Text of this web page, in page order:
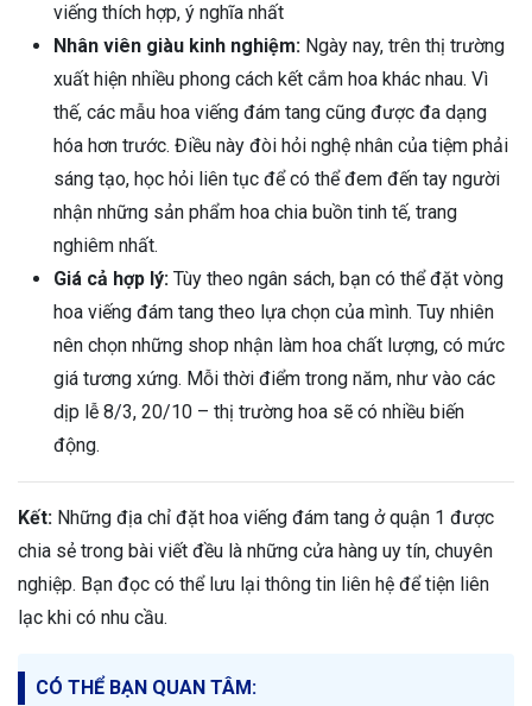
viếng thích hợp, ý nghĩa nhất
Nhân viên giàu kinh nghiệm: Ngày nay, trên thị trường
xuất hiện nhiều phong cách kết cắm hoa khác nhau. Vì
thế, các mẫu hoa viếng đám tang cũng được đa dạng
hóa hơn trước. Điều này đòi hỏi nghệ nhân của tiệm phải
sáng tạo, học hỏi liên tục để có thể đem đến tay người
nhận những sản phẩm hoa chia buồn tinh tế, trang
nghiêm nhất.
Giá cả hợp lý: Tùy theo ngân sách, bạn có thể đặt vòng
hoa viếng đám tang theo lựa chọn của mình. Tuy nhiên
nên chọn những shop nhận làm hoa chất lượng, có mức
giá tương xứng. Mỗi thời điểm trong năm, như vào các
dịp lễ 8/3, 20/10 – thị trường hoa sẽ có nhiều biến
động.
Kết: Những địa chỉ đặt hoa viếng đám tang ở quận 1 được
chia sẻ trong bài viết đều là những cửa hàng uy tín, chuyên
nghiệp. Bạn đọc có thể lưu lại thông tin liên hệ để tiện liên
lạc khi có nhu cầu.
CÓ THỂ BẠN QUAN TÂM: